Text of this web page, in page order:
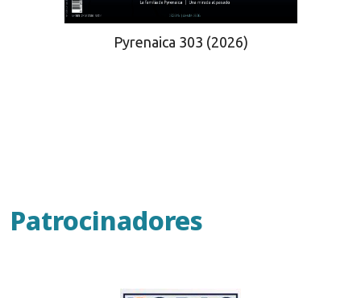
Pyrenaica 303 (2026)
Patrocinadores